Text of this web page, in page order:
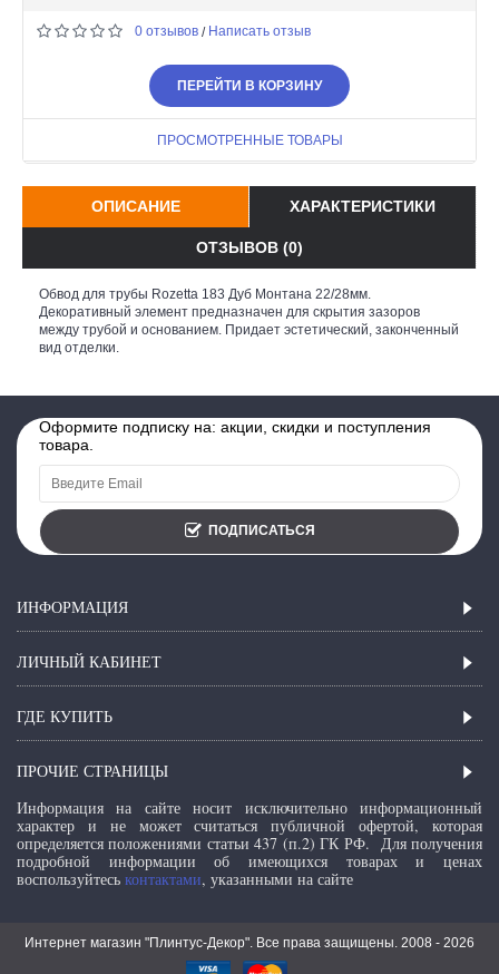
0 отзывов / Написать отзыв
ПЕРЕЙТИ В КОРЗИНУ
ПРОСМОТРЕННЫЕ ТОВАРЫ
ОПИСАНИЕ ХАРАКТЕРИСТИКИ
ОТЗЫВОВ (0)
Обвод для трубы Rozetta 183 Дуб Монтана 22/28мм.
Декоративный элемент предназначен для скрытия зазоров
между трубой и основанием. Придает эстетический, законченный
вид отделки.
Оформите подписку на: акции, скидки и поступления
товара.
ПОДПИСАТЬСЯ
ИНФОРМАЦИЯ
ЛИЧНЫЙ КАБИНЕТ
ГДЕ КУПИТЬ
ПРОЧИЕ СТРАНИЦЫ
Информация на сайте носит исключительно информационный
характер и не может считаться публичной офертой, которая
определяется положениями статьи 437 (п.2) ГК РФ. Для получения
подробной информации об имеющихся товарах и ценах
воспользуйтесь контактами, указанными на сайте
Интернет магазин "Плинтус-Декор". Все права защищены. 2008 - 2026